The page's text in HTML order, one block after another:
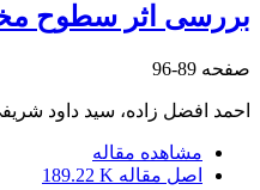
بررسی اثر سطوح
صفحه 89-96
احمد افضل زاده، سید داود
مشاهده مقاله
اصل مقاله 189.22 K